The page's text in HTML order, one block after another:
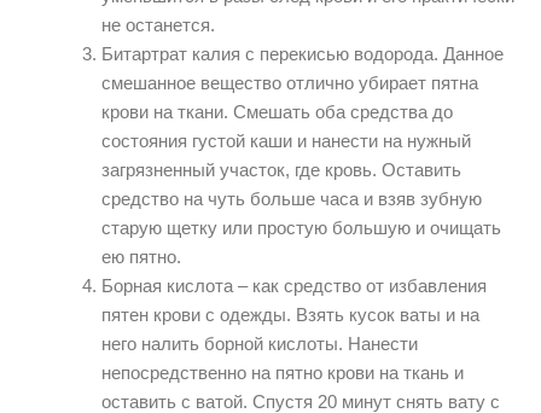
не останется.
Битартрат калия с перекисью водорода. Данное
смешанное вещество отлично убирает пятна
крови на ткани. Смешать оба средства до
состояния густой каши и нанести на нужный
загрязненный участок, где кровь. Оставить
средство на чуть больше часа и взяв зубную
старую щетку или простую большую и очищать
ею пятно.
Борная кислота – как средство от избавления
пятен крови с одежды. Взять кусок ваты и на
него налить борной кислоты. Нанести
непосредственно на пятно крови на ткань и
оставить с ватой. Спустя 20 минут снять вату с